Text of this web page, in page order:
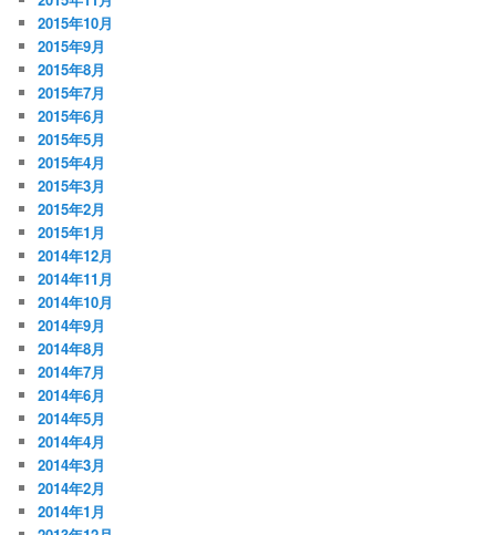
2015年10月
2015年9月
2015年8月
2015年7月
2015年6月
2015年5月
2015年4月
2015年3月
2015年2月
2015年1月
2014年12月
2014年11月
2014年10月
2014年9月
2014年8月
2014年7月
2014年6月
2014年5月
2014年4月
2014年3月
2014年2月
2014年1月